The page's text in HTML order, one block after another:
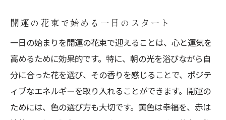
ピンクの花で人間関係を円滑に
花の種類別に見る開運効果
実際に開運した人々のエピソードから学ぶ
開運の花束で新たなステージへ
花言葉がもたらした人生の転機
色と種類が運気に与えた影響
開運の花束で始める一日のスタート
一日の始まりを開運の花束で迎えることは、心と運気を
高めるために効果的です。特に、朝の光を浴びながら自
分に合った花を選び、その香りを感じることで、ポジテ
ィブなエネルギーを取り入れることができます。開運の
ためには、色の選び方も大切です。黄色は幸福を、赤は